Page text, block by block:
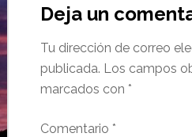
Deja un
Tu dirección de correo
publicada. Los campos
marcados con *
Comentario *